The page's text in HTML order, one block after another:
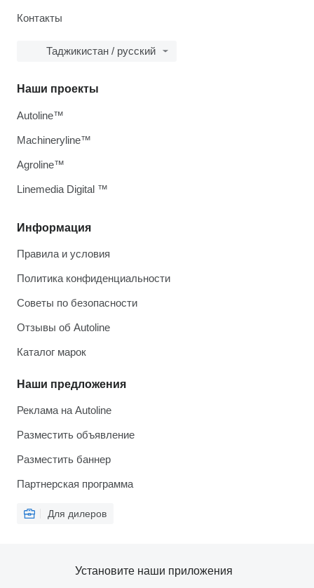
Контакты
Таджикистан / русский
Информация
Правила и условия
Политика конфиденциальности
Советы по безопасности
Отзывы об Autoline
Каталог марок
Наши предложения
Реклама на Autoline
Разместить объявление
Разместить баннер
Партнерская программа
Для дилеров
Наши проекты
Autoline™
Machineryline™
Agroline™
Linemedia Digital ™
Установите наши приложения